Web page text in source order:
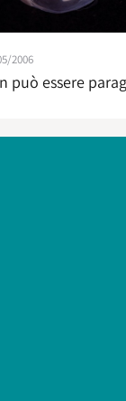
2006
può essere